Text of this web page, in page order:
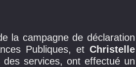
la campagne de déclaration
Publiques, et Christelle
services, ont effectué un